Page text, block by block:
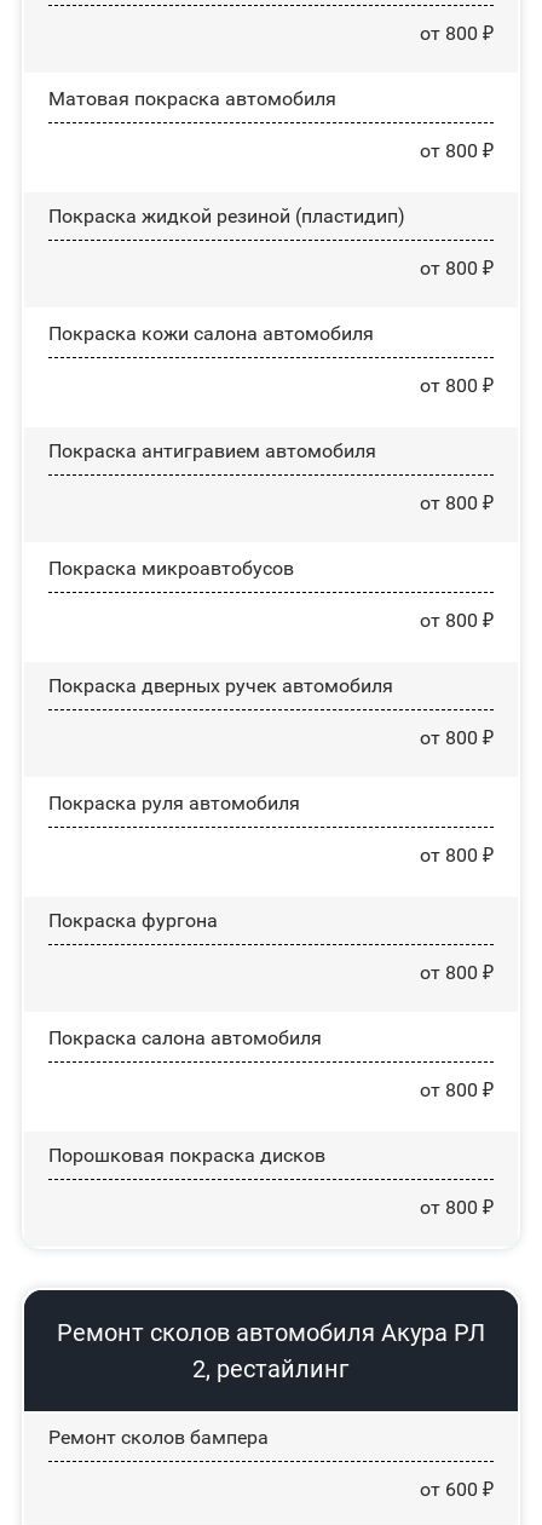
от 800 ₽
Матовая покраска автомобиля
от 800 ₽
Покраска жидкой резиной (пластидип)
от 800 ₽
Покраска кожи салона автомобиля
от 800 ₽
Покраска антигравием автомобиля
от 800 ₽
Покраска микроавтобусов
от 800 ₽
Покраска дверных ручек автомобиля
от 800 ₽
Покраска руля автомобиля
от 800 ₽
Покраска фургона
от 800 ₽
Покраска салона автомобиля
от 800 ₽
Порошковая покраска дисков
от 800 ₽
Ремонт сколов автомобиля Акура РЛ
2, рестайлинг
Ремонт сколов бампера
от 600 ₽